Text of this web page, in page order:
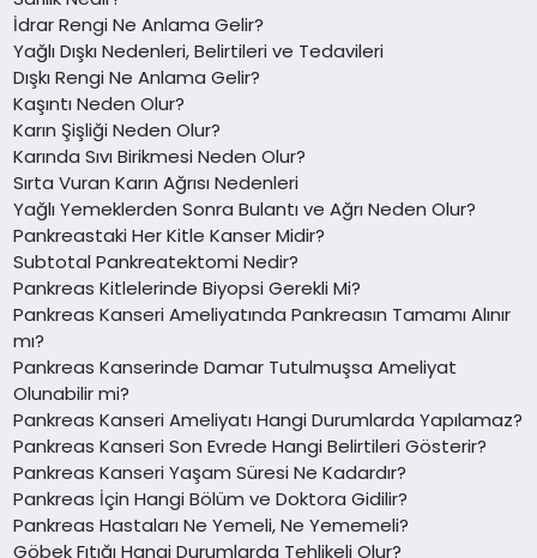
İdrar Rengi Ne Anlama Gelir?
Yağlı Dışkı Nedenleri, Belirtileri ve Tedavileri
Dışkı Rengi Ne Anlama Gelir?
Kaşıntı Neden Olur?
Karın Şişliği Neden Olur?
Karında Sıvı Birikmesi Neden Olur?
Sırta Vuran Karın Ağrısı Nedenleri
Yağlı Yemeklerden Sonra Bulantı ve Ağrı Neden Olur?
Pankreastaki Her Kitle Kanser Midir?
Subtotal Pankreatektomi Nedir?
Pankreas Kitlelerinde Biyopsi Gerekli Mi?
Pankreas Kanseri Ameliyatında Pankreasın Tamamı Alınır
mı?
Pankreas Kanserinde Damar Tutulmuşsa Ameliyat
Olunabilir mi?
Pankreas Kanseri Ameliyatı Hangi Durumlarda Yapılamaz?
Pankreas Kanseri Son Evrede Hangi Belirtileri Gösterir?
Pankreas Kanseri Yaşam Süresi Ne Kadardır?
Pankreas İçin Hangi Bölüm ve Doktora Gidilir?
Pankreas Hastaları Ne Yemeli, Ne Yememeli?
Göbek Fıtığı Hangi Durumlarda Tehlikeli Olur?